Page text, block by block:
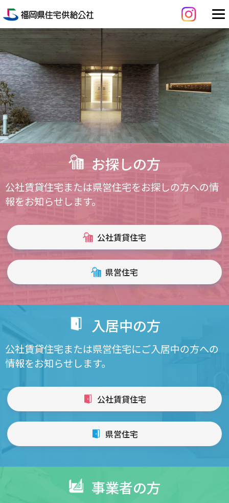
お探しの方
公社賃貸住宅または県営住宅をお探しの方への情
報をお知らせします。
公社賃貸住宅
県営住宅
入居中の方
公社賃貸住宅または県営住宅にご入居中の方への
情報をお知らせします。
公社賃貸住宅
県営住宅
事業者の方